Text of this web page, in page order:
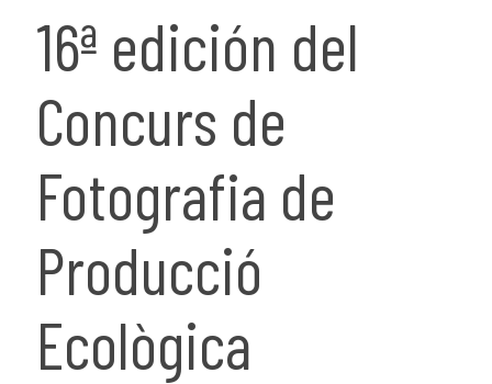
16ª edición del
Concurs de
Fotografia de
Producció
Ecològica